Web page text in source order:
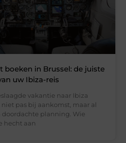
boeken in Brussel: de juiste
uw Ibiza-reis
vakantie naar Ibiza
pas bij aankomst, maar al
doordachte planning. Wie
hecht aan